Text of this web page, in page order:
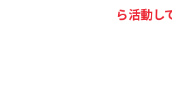
ら活動し